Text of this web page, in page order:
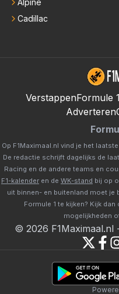
Alpine
Cadillac
VerstappenFormule 1
Adverteren
Op F1Maximaal.nl vind je het
De redactie schrijft dagelijks de
Racing en de andere teams en
F1-kalender en de WK-stand bij op
uit binnen- en buitenland moet je
Formule 1 te kijken? Kijk dan
mogelijkheden
© 2026 F1Maximaal.nl